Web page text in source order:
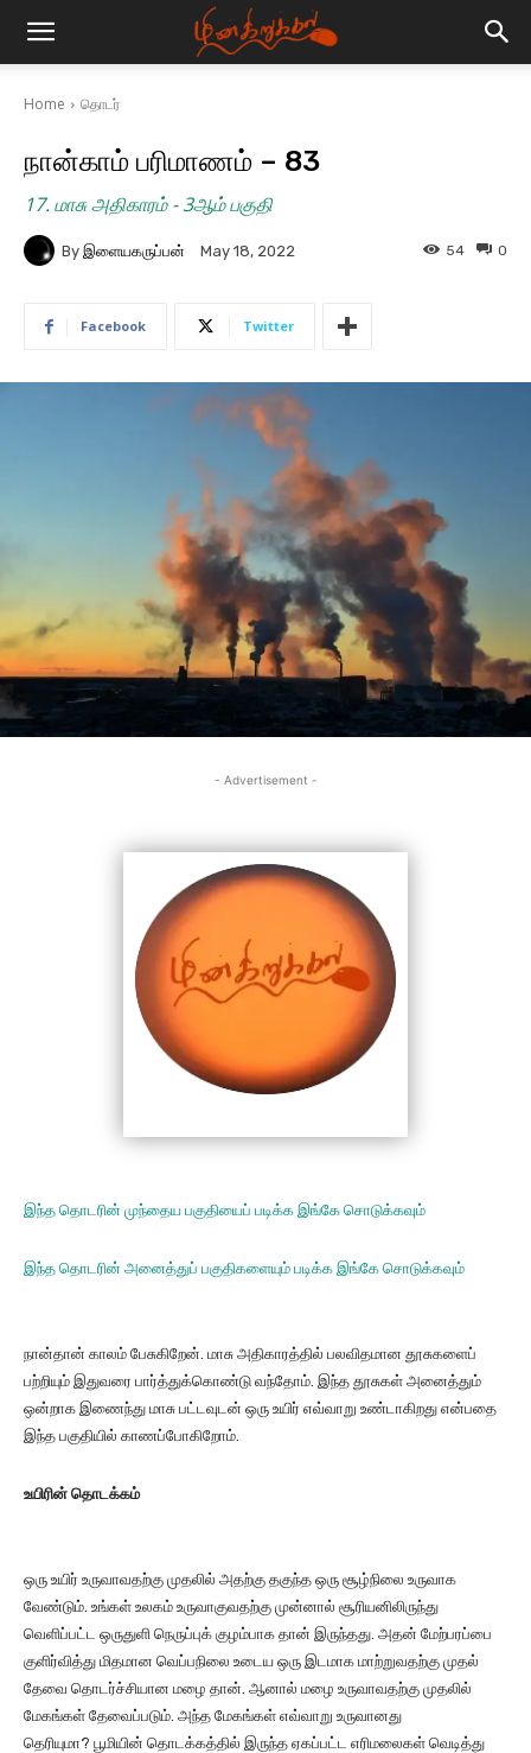
Home தொடர்
நான்காம் பரிமாணம் – 83
17. மாசு அதிகாரம் - 3ஆம் பகுதி
By இளையகருப்பன் May 18, 2022 0
54
Facebook Twitter
- Advertisement -
இந்த தொடரின் முந்தைய பகுதியைப் படிக்க இங்கே சொடுக்கவும்
இந்த தொடரின் அனைத்துப் பகுதிகளையும் படிக்க இங்கே சொடுக்கவும்
நான்தான் காலம் பேசுகிறேன். மாசு அதிகாரத்தில் பலவிதமான தூசுகளைப்
பற்றியும் இதுவரை பார்த்துக்கொண்டு வந்தோம். இந்த தூசுகள் அனைத்தும்
ஒன்றாக இணைந்து மாசு பட்டவுடன் ஒரு உயிர் எவ்வாறு உண்டாகிறது என்பதை
இந்த பகுதியில் காணப்போகிறோம்.
உயிரின் தொடக்கம்
ஒரு உயிர் உருவாவதற்கு முதலில் அதற்கு தகுந்த ஒரு சூழ்நிலை உருவாக
வேண்டும். உங்கள் உலகம் உருவாகுவதற்கு முன்னால் சூரியனிலிருந்து
வெளிப்பட்ட ஒருதுளி நெருப்புக் குழம்பாக தான் இருந்தது. அதன் மேற்பரப்பை
குளிர்வித்து மிதமான வெப்பநிலை உடைய ஒரு இடமாக மாற்றுவதற்கு முதல்
தேவை தொடர்ச்சியான மழை தான். ஆனால் மழை உருவாவதற்கு முதலில்
மேகங்கள் தேவைப்படும். அந்த மேகங்கள் எவ்வாறு உருவானது
தெரியுமா? பூமியின் தொடக்கத்தில் இருந்த ஏகப்பட்ட எரிமலைகள் வெடித்து